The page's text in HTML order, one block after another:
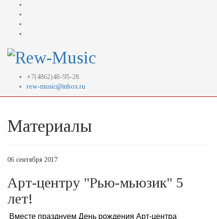
+7(4862)48-95-28
rew-music@inbox.ru
Материалы
06 сентября 2017
Арт-центру "Рью-мьюзик" 5
лет!
Вместе празднуем День рождения Арт-центра